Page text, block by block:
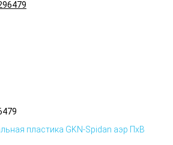
пластика GKN-Spidan аэр ПхВ